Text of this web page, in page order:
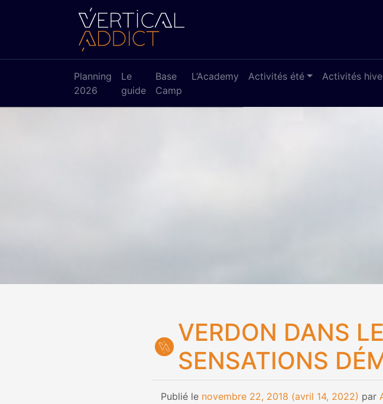
Planning
2026
Le
guide
Base
Camp
L’Academy Activités été Activités
VERDON DANS
SENSATIONS
Publié le novembre 22, 2018 (avril 14, 2022) par